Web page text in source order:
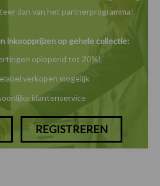
dan van het partnerprogramma!
inkoopprijzen op gehele collectie:
oplopend tot 20%!
verkopen mogelijk
klantenservice
REGISTREREN